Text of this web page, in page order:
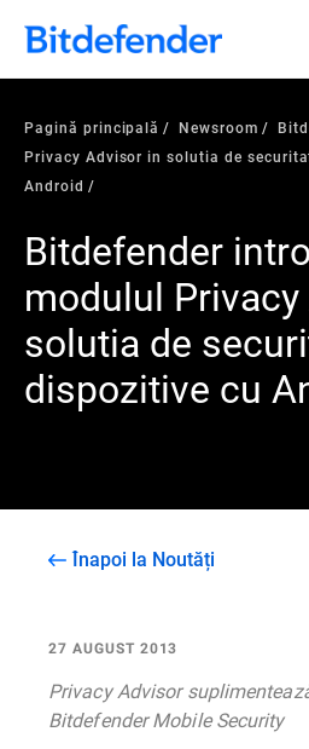
Pagină principală Newsroom
Privacy Advisor in solutia de
Android
Bitdefender
modulul
solutia de
dispozitive cu
Înapoi la Noutăți
27 AUGUST 2013
Privacy Advisor
Bitdefender Mobile Security